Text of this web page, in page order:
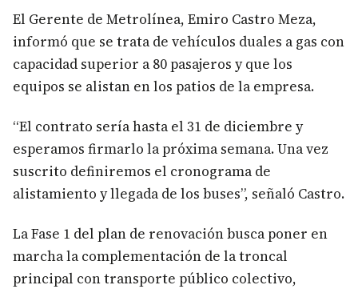
El Gerente de Metrolínea, Emiro Castro Meza,
informó que se trata de vehículos duales a gas con
capacidad superior a 80 pasajeros y que los
equipos se alistan en los patios de la empresa.
“El contrato sería hasta el 31 de diciembre y
esperamos firmarlo la próxima semana. Una vez
suscrito definiremos el cronograma de
alistamiento y llegada de los buses”, señaló Castro.
La Fase 1 del plan de renovación busca poner en
marcha la complementación de la troncal
principal con transporte público colectivo,